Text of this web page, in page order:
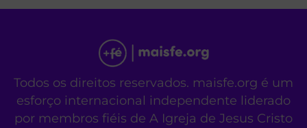
Todos os direitos reservados. maisfe.org é um
esforço internacional independente liderado
por membros fiéis de A Igreja de Jesus Cristo